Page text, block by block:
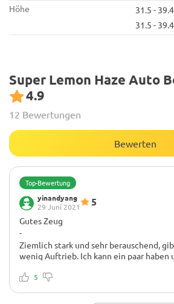
Höhe
31.5 -
31.5 -
Super Lemon Haze Auto
4.9
12 Bewertungen
Bewerten
Top-Bewertung
yinandyang
29 Juni 2021
5
Gutes Zeug
-
Ziemlich stark und sehr berauschend,
wenig Auftrieb. Ich kann ein paar haben
innehalte und chille, Bäume anschaue
5